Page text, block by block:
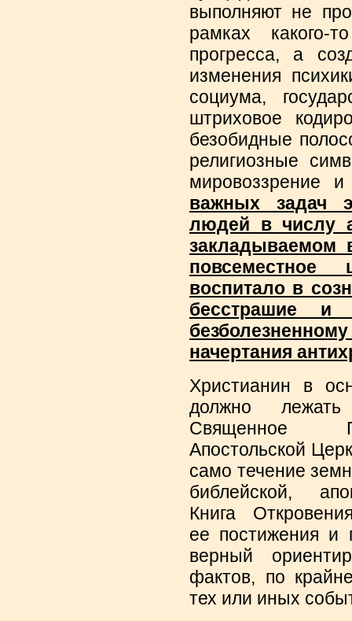
выполняют не
рамках какого-
прогресса, а
изменения
социума,
штриховое
безобидные
религиозные
мировоззрение
важных задач
людей в числу
закладываемом
повсеместное
воспитало в
бесстрашие и
начертания
Христианин в
должно
Священное
Апостольской
само течение
библейской,
Книга
ее постижения и
верный
фактов, по
тех или иных